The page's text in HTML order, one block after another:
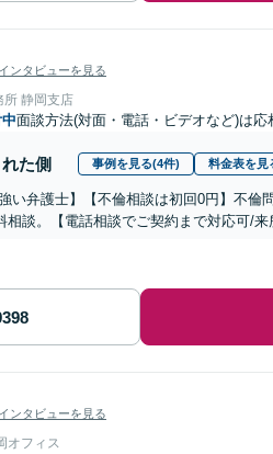
インタビューを見る
所 静岡支店
面談方法(対面・電話・ビデオなど)は応
た側 事例を見る(4件) 料金表を見
い弁護士】【不倫相談は初回0円】不
談。【電話相談でご契約まで対応可/来
インタビューを見る
オフィス